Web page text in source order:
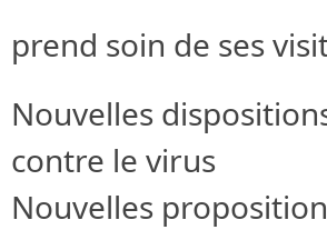
prend soin de ses
Nouvelles
contre le virus
Nouvelles